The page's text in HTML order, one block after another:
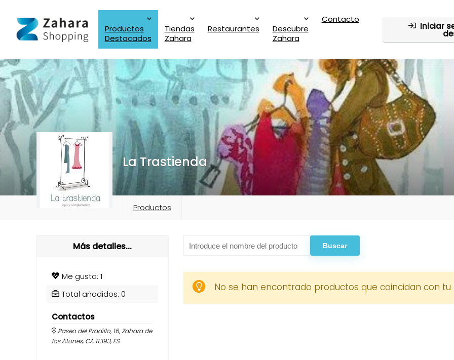
Productos
Destacados
Tiendas
Zahara
Restaurantes
Descubre
Zahara
Contacto
Iniciar
La Trastienda
Productos
No se han encontrado productos que coincidan con tu
Más detalles...
Me gusta: 1
Total añadidos: 0
Contactos
Paseo del Pradillo, 16, Zahara de
los Atunes, CA 11393, ES